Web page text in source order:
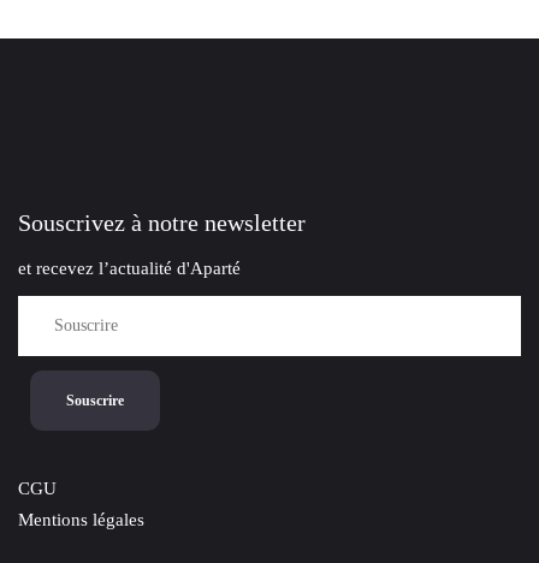
Souscrivez à notre newsletter
et recevez l’actualité d'Aparté
CGU
Mentions légales